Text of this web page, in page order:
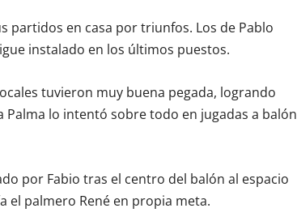
partidos en casa por triunfos. Los de Pablo
instalado en los últimos puestos.
tuvieron muy buena pegada, logrando
lo intentó sobre todo en jugadas a balón
por Fabio tras el centro del balón al espacio
el palmero René en propia meta.